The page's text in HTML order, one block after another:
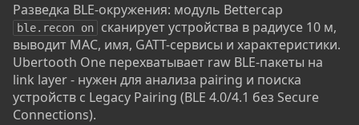
Разведка BLE-окружения: модуль Bettercap
ble.recon on
сканирует устройства в радиусе 10 м,
выводит MAC, имя, GATT-сервисы и характеристики.
Ubertooth One перехватывает raw BLE-пакеты на
link layer - нужен для анализа pairing и поиска
устройств с Legacy Pairing (BLE 4.0/4.1 без Secure
Connections).